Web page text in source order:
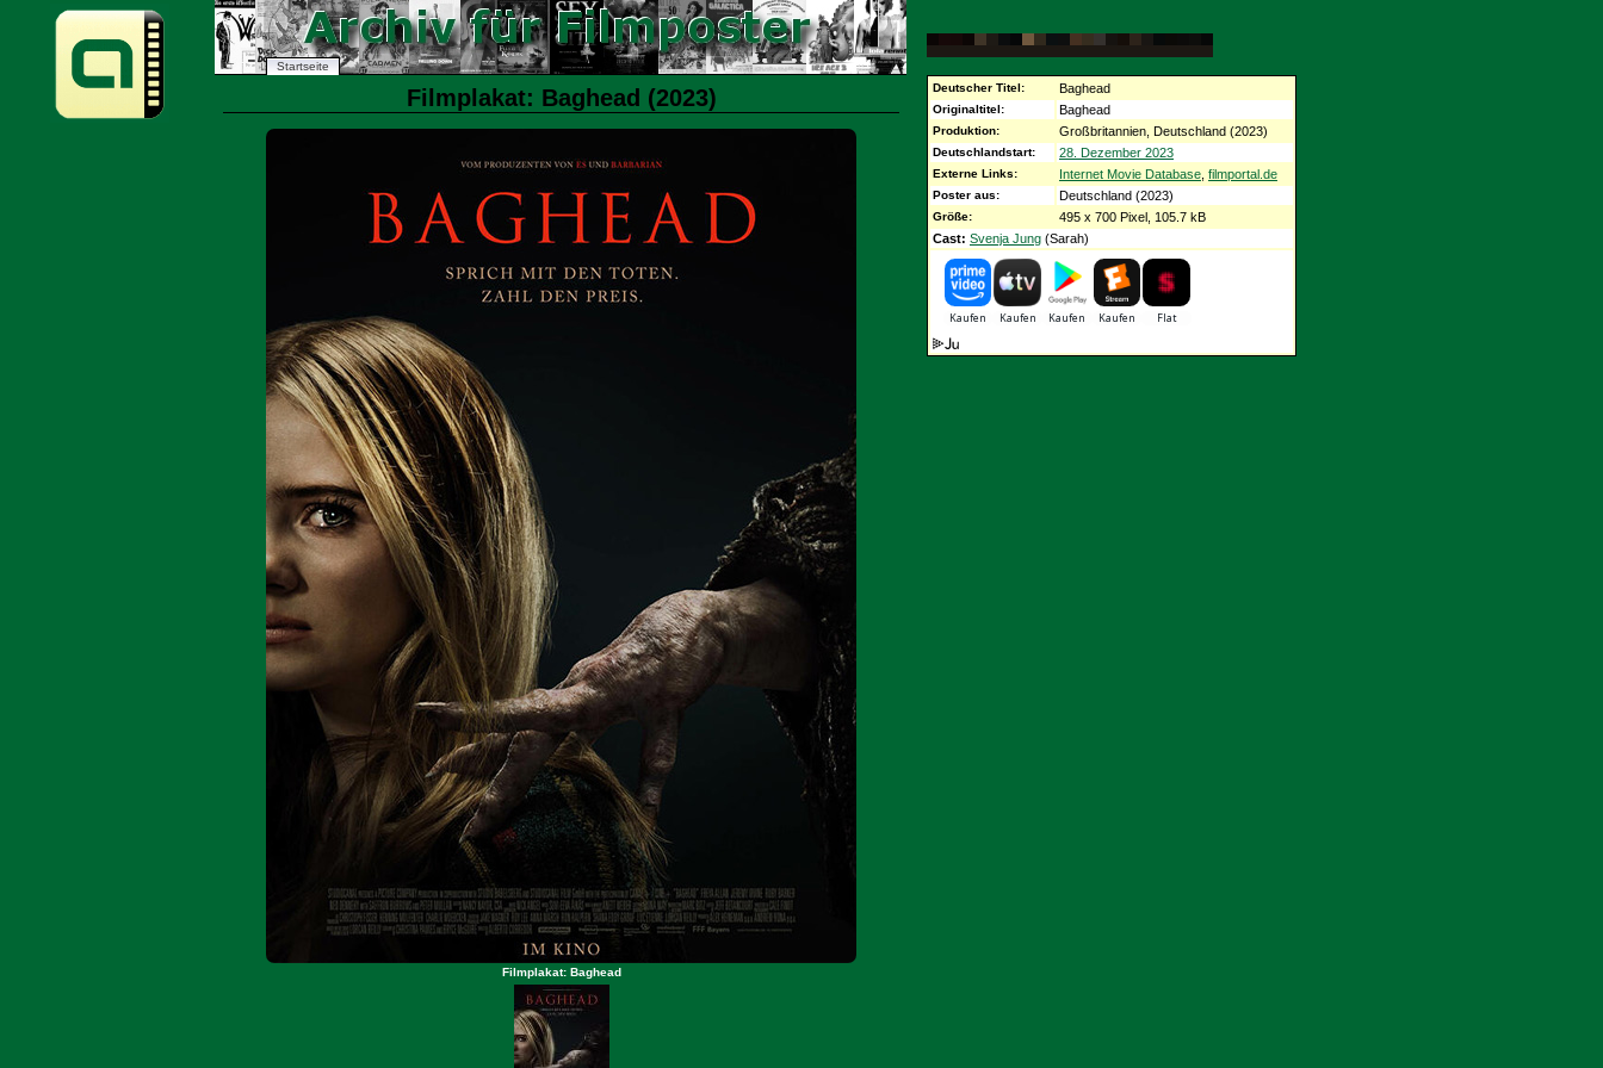
Startseite
Filmplakat: Baghead (2023)
Filmplakat: Baghead
Deutscher Titel: Baghead
Originaltitel: Baghead
Produktion: Großbritannien, Deutschland (2023)
Deutschlandstart: 28. Dezember 2023
Externe Links: Internet Movie Database filmportal.de
Poster aus: Deutschland (2023)
Größe:
495 x 700 Pixel, 105.7 kB
Cast: Svenja Jung (Sarah)